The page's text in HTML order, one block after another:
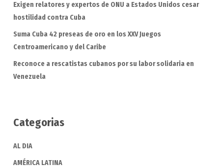
Exigen relatores y expertos de ONU a Estados Unidos cesar
hostilidad contra Cuba
Suma Cuba 42 preseas de oro en los XXV Juegos
Centroamericano y del Caribe
Reconoce a rescatistas cubanos por su labor solidaria en
Venezuela
Categorias
AL DIA
AMÉRICA LATINA